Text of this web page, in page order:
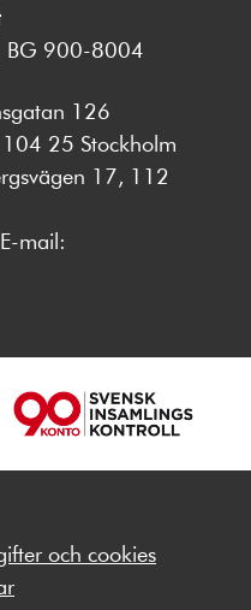
900-8004
126
25 Stockholm
17, 112
mail:
och cookies